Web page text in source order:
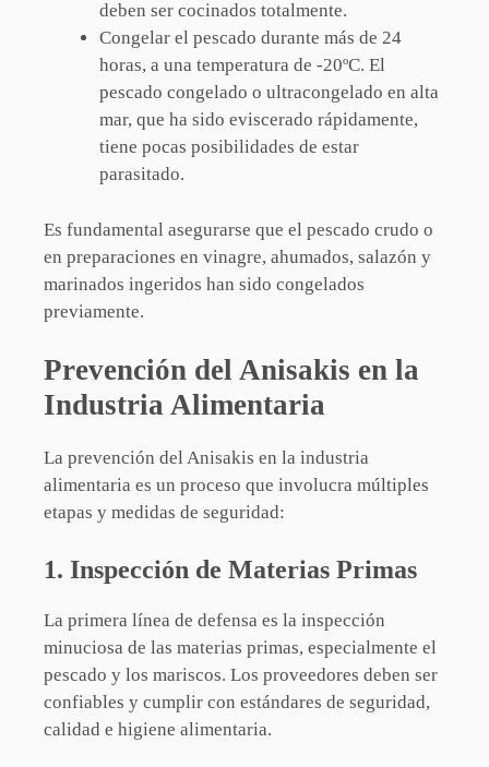
deben ser cocinados totalmente.
Congelar el pescado durante más de 24
horas, a una temperatura de -20ºC. El
pescado congelado o ultracongelado en alta
mar, que ha sido eviscerado rápidamente,
tiene pocas posibilidades de estar
parasitado.
Es fundamental asegurarse que el pescado crudo o
en preparaciones en vinagre, ahumados, salazón y
marinados ingeridos han sido congelados
previamente.
Prevención del Anisakis en la
Industria Alimentaria
La prevención del Anisakis en la industria
alimentaria es un proceso que involucra múltiples
etapas y medidas de seguridad:
1. Inspección de Materias Primas
La primera línea de defensa es la inspección
minuciosa de las materias primas, especialmente el
pescado y los mariscos. Los proveedores deben ser
confiables y cumplir con estándares de seguridad,
calidad e higiene alimentaria.